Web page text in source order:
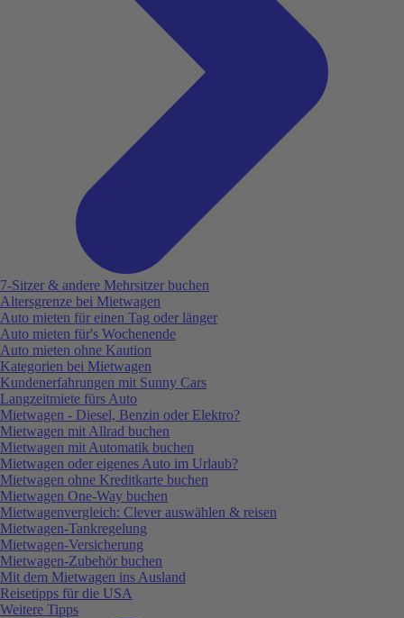
7-Sitzer & andere Mehrsitzer buchen
Altersgrenze bei Mietwagen
Auto mieten für einen Tag oder länger
Auto mieten für's Wochenende
Auto mieten ohne Kaution
Kategorien bei Mietwagen
Kundenerfahrungen mit Sunny Cars
Langzeitmiete fürs Auto
Mietwagen - Diesel, Benzin oder Elektro?
Mietwagen mit Allrad buchen
Mietwagen mit Automatik buchen
Mietwagen oder eigenes Auto im Urlaub?
Mietwagen ohne Kreditkarte buchen
Mietwagen One-Way buchen
Mietwagenvergleich: Clever auswählen & reisen
Mietwagen-Tankregelung
Mietwagen-Versicherung
Mietwagen-Zubehör buchen
Mit dem Mietwagen ins Ausland
Reisetipps für die USA
Weitere Tipps